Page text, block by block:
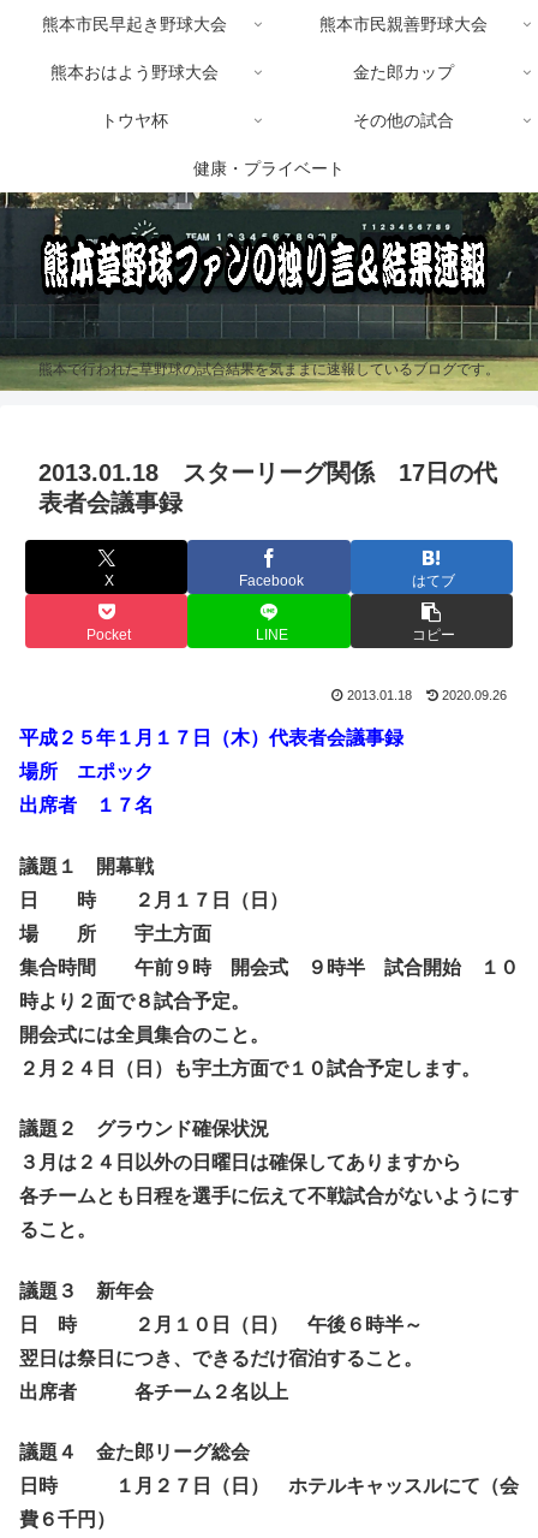
熊本で行われた草野球の試合結果を気ままに速報しているブログです。
熊本市民早起き野球大会 熊本市民親善野球大会
熊本おはよう野球大会 金た郎カップ
トウヤ杯 その他の試合
健康・プライベート
2013.01.18 スターリーグ関係 17日の代
表者会議事録
X Facebook はてブ
Pocket LINE コピー
2013.01.18 2020.09.26
平成２５年１月１７日（木）代表者会議事録
場所 エポック
出席者 １７名
議題１ 開幕戦
日 時 ２月１７日（日）
場 所 宇土方面
集合時間 午前９時 開会式 ９時半 試合開始 １０
時より２面で８試合予定。
開会式には全員集合のこと。
２月２４日（日）も宇土方面で１０試合予定します。
議題２ グラウンド確保状況
３月は２４日以外の日曜日は確保してありますから
各チームとも日程を選手に伝えて不戦試合がないようにす
ること。
議題３ 新年会
日 時 ２月１０日（日） 午後６時半～
翌日は祭日につき、できるだけ宿泊すること。
出席者 各チーム２名以上
議題４ 金た郎リーグ総会
日時 １月２７日（日） ホテルキャッスルにて（会
費６千円）